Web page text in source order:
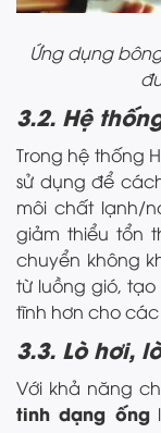
Ứng dụng
3.2. Hệ
Trong hệ thống
sử dụng để
môi chất lạnh/
giảm thiểu tổn
chuyển không
từ luồng gió,
tĩnh hơn cho
3.3. Lò hơi,
Với khả năng
tinh dạng ống